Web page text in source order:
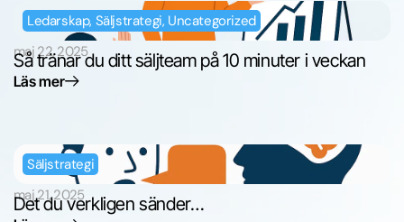
Ledarskap, Säljstrategi, Uncategorized
maj 22, 2025
Så tränar du ditt säljteam på 10 minuter i veckan
Läs mer
Säljstrategi
maj 21, 2025
Det du verkligen sänder…